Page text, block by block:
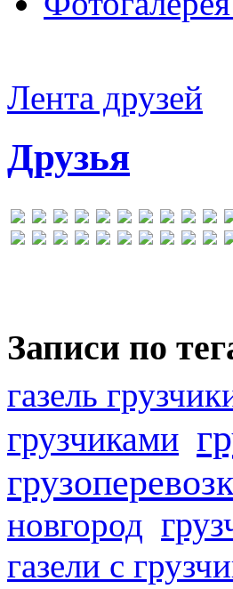
Лента друзей
Друзья
Записи по
газель
грузчиками
новгород
газели с